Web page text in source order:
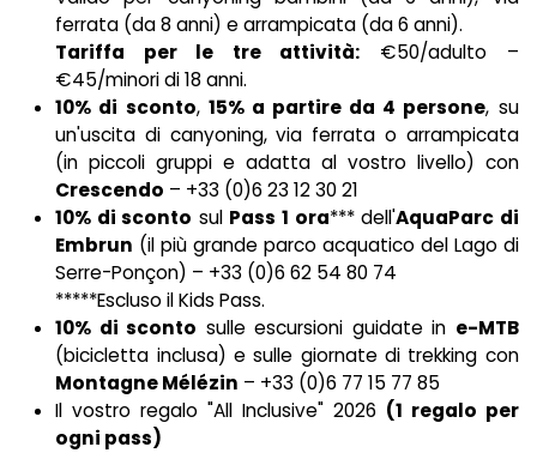
ferrata (da 8 anni) e arrampicata (da 6 anni).
Tariffa per le tre attività: €50/adulto –
€45/minori di 18 anni.
10% di sconto, 15% a partire da 4 persone, su
un'uscita di canyoning, via ferrata o arrampicata
(in piccoli gruppi e adatta al vostro livello) con
Crescendo – +33 (0)6 23 12 30 21
10% di sconto sul Pass 1 ora*** dell'AquaParc di
Embrun (il più grande parco acquatico del Lago di
Serre-Ponçon) – +33 (0)6 62 54 80 74
*****Escluso il Kids Pass.
10% di sconto sulle escursioni guidate in e-MTB
(bicicletta inclusa) e sulle giornate di trekking con
Montagne Mélézin – +33 (0)6 77 15 77 85
Il vostro regalo "All Inclusive" 2026 (1 regalo per
ogni pass)